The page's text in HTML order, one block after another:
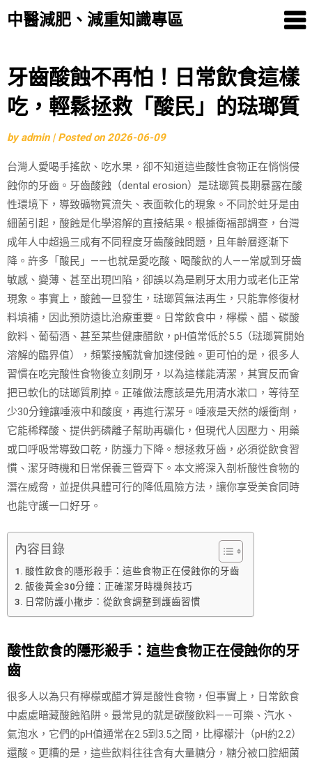
中醫減肥、減重知識專區
Skip
to
content
牙齒酸蝕不再怕！日常飲食這樣
吃，輕鬆拯救「酸民」的琺瑯質
byadmin | Posted on2026-06-09
台灣人愛喝手搖飲、吃水果，卻不知道這些酸性食物正在悄悄侵
蝕你的牙齒。牙齒酸蝕（dental erosion）是琺瑯質長期暴露在酸
性環境下，導致礦物質流失、表面軟化的現象。不同於蛀牙是由
細菌引起，酸蝕是化學溶解的直接結果。根據衛福部調查，台灣
成年人中超過三成有不同程度牙齒酸蝕問題，且年齡層逐漸下
降。許多「酸民」——也就是愛吃酸、喝酸飲的人——常感到牙齒
敏感、變薄、甚至出現凹陷，卻誤以為是刷牙太用力或老化正常
現象。事實上，酸蝕一旦發生，琺瑯質無法再生，只能靠修復材
料填補，因此預防遠比治療重要。日常飲食中，檸檬、醋、碳酸
飲料、葡萄酒、甚至某些健康醋飲，pH值常低於5.5（琺瑯質開始
溶解的臨界值），頻繁接觸就會加速侵蝕。更可怕的是，很多人
習慣在吃完酸性食物後立刻刷牙，以為這樣能清潔，其實反而會
把已軟化的琺瑯質刷掉。正確做法應該是先用清水漱口，等待至
少30分鐘讓唾液中和酸度，再進行潔牙。唾液是天然的緩衝劑，
它能稀釋酸、提供鈣磷離子幫助再礦化，但現代人因壓力、用藥
或口呼吸常導致口乾，防護力下降。想拯救牙齒，必須從飲食習
慣、潔牙時機和日常保養三管齊下。本文將深入剖析酸性食物的
潛在威脅，並提供具體可行的降低風險方法，讓你享受美食同時
也能守護一口好牙。
內容目錄
酸性飲食的隱形殺手：這些食物正在侵蝕你的牙齒
飯後黃金30分鐘：正確潔牙時機與技巧
日常防護小撇步：從飲食調整到護齒習慣
酸性飲食的隱形殺手：這些食物正在侵蝕你的牙
齒
很多人以為只有檸檬或醋才算是酸性食物，但事實上，日常飲食
中處處暗藏酸蝕陷阱。最常見的就是碳酸飲料——可樂、汽水、
氣泡水，它們的pH值通常在2.5到3.5之間，比檸檬汁（pH約2.2）
還酸。更糟的是，這些飲料往往含有大量糖分，糖分被口腔細菌